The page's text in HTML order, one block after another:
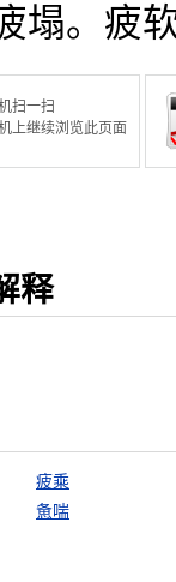
塌。疲
扫一扫
上继续浏览此页面
释
疲乘
惫喘